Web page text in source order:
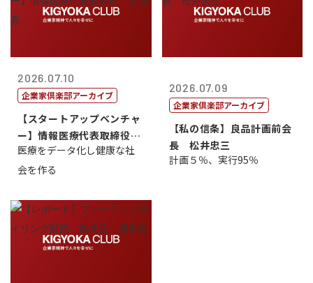
2026.07.10
企業家倶楽部アーカイブ
【スタートアップベンチャ
ー】情報医療代表取締役
原 聖吾
医療をデータ化し健康な社
会を作る
2026.07.09
企業家倶楽部アーカイブ
【私の信条】良品計画前会
長 松井忠三
計画５％、実行95％